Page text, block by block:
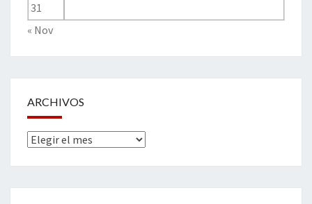
31
« Nov
ARCHIVOS
Archivos